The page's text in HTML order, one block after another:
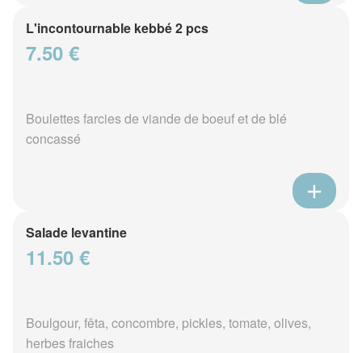
L'incontournable kebbé 2 pcs
7.50 €
Boulettes farcies de viande de boeuf et de blé
concassé
Salade levantine
11.50 €
Boulgour, fêta, concombre, pickles, tomate, olives,
herbes fraiches